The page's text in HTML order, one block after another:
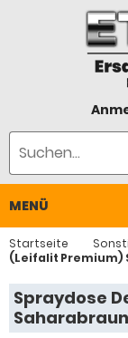
MENÜ
Startseite
(Leifalit Premium)
Spraydose